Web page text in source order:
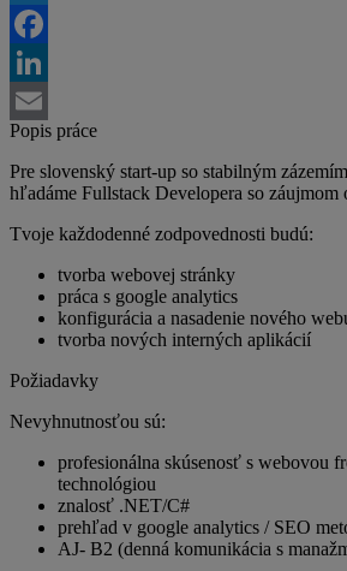
Twitter
Facebook
LinkedIn
Email
Popis práce
Pre slovenský start-up so stabilným
hľadáme Fullstack Developera so
Tvoje každodenné zodpovednosti budú:
tvorba webovej stránky
práca s google analytics
konfigurácia a nasadenie nového
tvorba nových interných aplikácií
Požiadavky
Nevyhnutnosťou sú:
profesionálna skúsenosť s webovou
technológiou
znalosť .NET/C#
prehľad v google analytics / SEO
AJ- B2 (denná komunikácia s